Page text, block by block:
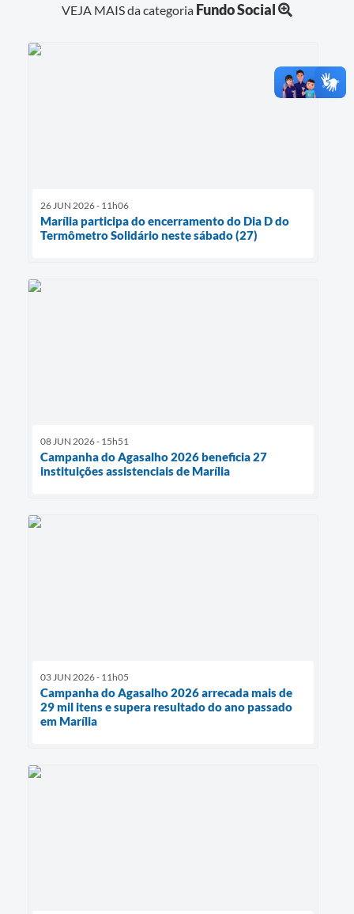
VEJA MAIS da categoria Fundo Social
26 JUN 2026 - 11h06
Marília participa do encerramento do Dia D do
Termômetro Solidário neste sábado (27)
08 JUN 2026 - 15h51
Campanha do Agasalho 2026 beneficia 27
instituições assistenciais de Marília
03 JUN 2026 - 11h05
Campanha do Agasalho 2026 arrecada mais de
29 mil itens e supera resultado do ano passado
em Marília